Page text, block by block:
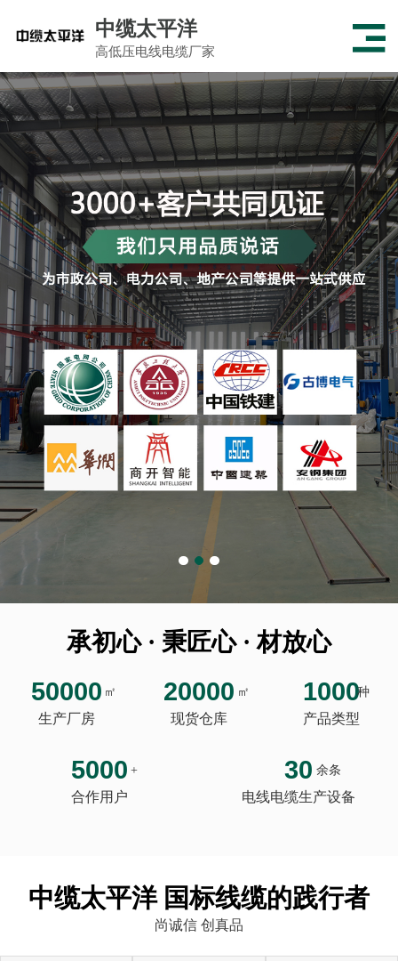
中缆太平洋
高低压电线电缆厂家
承初心 · 秉匠心 · 材放心
50000 ㎡
生产厂房
20000 ㎡
现货仓库
1000种
产品类型
5000 +
合作用户
30 余条
电线电缆生产设备
中缆太平洋 国标线缆的践行者
尚诚信 创真品